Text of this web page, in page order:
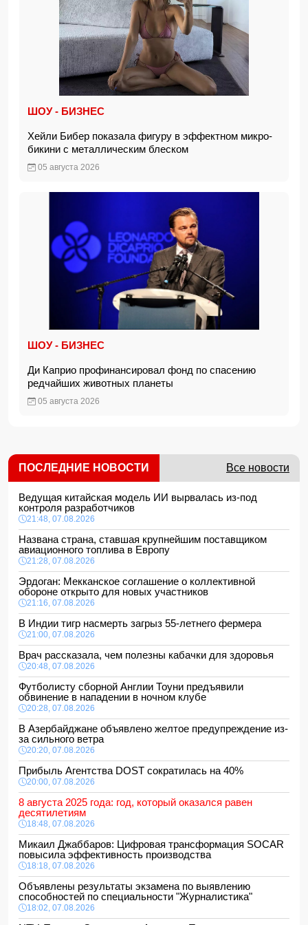
ШОУ - БИЗНЕС
Хейли Бибер показала фигуру в эффектном микро-
бикини с металлическим блеском
05 августа 2026
ШОУ - БИЗНЕС
Ди Каприо профинансировал фонд по спасению
редчайших животных планеты
05 августа 2026
ПОСЛЕДНИЕ НОВОСТИ Все новости
Ведущая китайская модель ИИ вырвалась из-под
контроля разработчиков
21:48, 07.08.2026
Названа страна, ставшая крупнейшим поставщиком
авиационного топлива в Европу
21:28, 07.08.2026
Эрдоган: Мекканское соглашение о коллективной
обороне открыто для новых участников
21:16, 07.08.2026
В Индии тигр насмерть загрыз 55-летнего фермера
21:00, 07.08.2026
Врач рассказала, чем полезны кабачки для здоровья
20:48, 07.08.2026
Футболисту сборной Англии Тоуни предъявили
обвинение в нападении в ночном клубе
20:28, 07.08.2026
В Азербайджане объявлено желтое предупреждение из-
за сильного ветра
20:20, 07.08.2026
Прибыль Агентства DOST сократилась на 40%
20:00, 07.08.2026
8 августа 2025 года: год, который оказался равен
десятилетиям
18:48, 07.08.2026
Микаил Джаббаров: Цифровая трансформация SOCAR
повысила эффективность производства
18:18, 07.08.2026
Объявлены результаты экзамена по выявлению
способностей по специальности "Журналистика"
18:02, 07.08.2026